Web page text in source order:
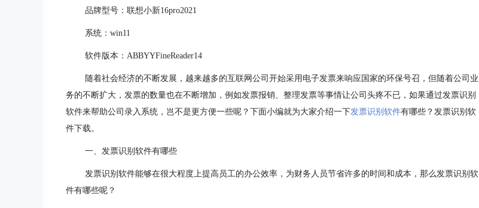
品牌型号：联想小新16pro2021
系统：win11
软件版本：ABBYYFineReader14
随着社会经济的不断发展，越来越多的互联网公司开始采用电子发票来响应国家的环保号召，但随着公司业
务的不断扩大，发票的数量也在不断增加，例如发票报销、整理发票等事情让公司头疼不已，如果通过发票识别
软件来帮助公司录入系统，岂不是更方便一些呢？下面小编就为大家介绍一下发票识别软件有哪些？发票识别软
件下载。
一、发票识别软件有哪些
发票识别软件能够在很大程度上提高员工的办公效率，为财务人员节省许多的时间和成本，那么发票识别软
件有哪些呢？